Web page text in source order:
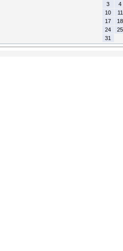
3
4
10
11
17
18
24
25
31